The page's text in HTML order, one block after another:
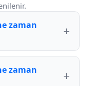
zaman
zaman